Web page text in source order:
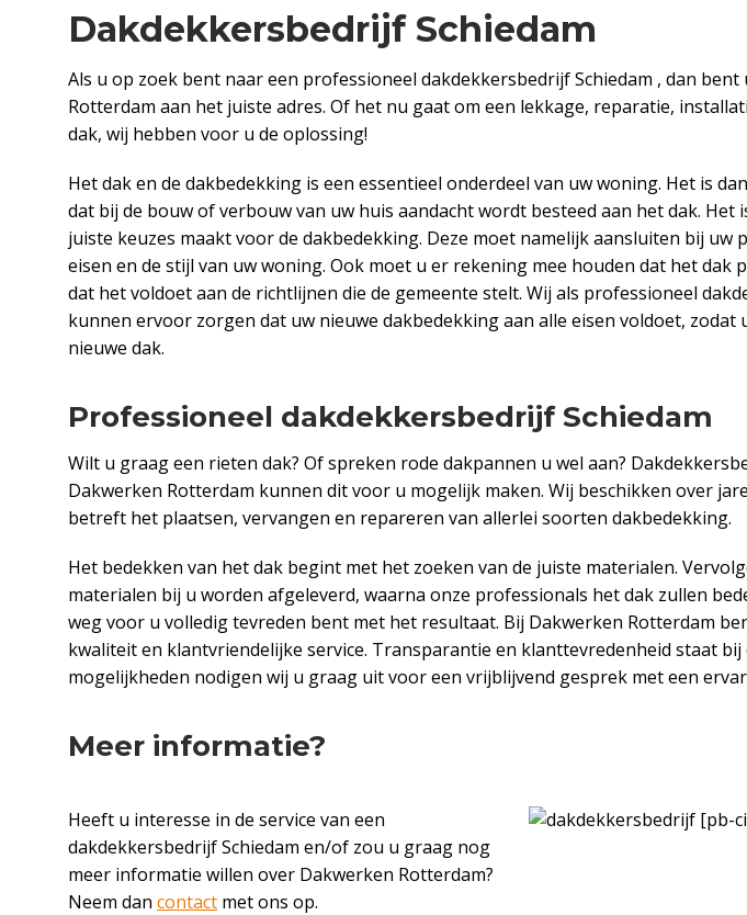
Dakdekkersbedrijf Schiedam
Als u op zoek bent naar een professioneel dakdekkersbedrijf Schiedam , dan bent
Rotterdam aan het juiste adres. Of het nu gaat om een lekkage, reparatie,
dak, wij hebben voor u de oplossing!
Het dak en de dakbedekking is een essentieel onderdeel van uw woning. Het is
dat bij de bouw of verbouw van uw huis aandacht wordt besteed aan het dak. Het
juiste keuzes maakt voor de dakbedekking. Deze moet namelijk aansluiten bij uw
eisen en de stijl van uw woning. Ook moet u er rekening mee houden dat het dak
dat het voldoet aan de richtlijnen die de gemeente stelt. Wij als professioneel
kunnen ervoor zorgen dat uw nieuwe dakbedekking aan alle eisen voldoet, zodat
nieuwe dak.
Professioneel dakdekkersbedrijf Schiedam
Wilt u graag een rieten dak? Of spreken rode dakpannen u wel aan?
Dakwerken Rotterdam kunnen dit voor u mogelijk maken. Wij beschikken over
betreft het plaatsen, vervangen en repareren van allerlei soorten dakbedekking.
Het bedekken van het dak begint met het zoeken van de juiste materialen.
materialen bij u worden afgeleverd, waarna onze professionals het dak zullen
weg voor u volledig tevreden bent met het resultaat. Bij Dakwerken Rotterdam
kwaliteit en klantvriendelijke service. Transparantie en klanttevredenheid staat
mogelijkheden nodigen wij u graag uit voor een vrijblijvend gesprek met een
Meer informatie?
Heeft u interesse in de service van een
dakdekkersbedrijf Schiedam en/of zou u graag nog
meer informatie willen over Dakwerken Rotterdam?
Neem dan contact met ons op.